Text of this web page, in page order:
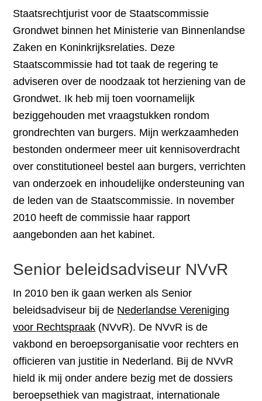
Staatsrechtjurist voor de Staatscommissie
Grondwet binnen het Ministerie van Binnenlandse
Zaken en Koninkrijksrelaties. Deze
Staatscommissie had tot taak de regering te
adviseren over de noodzaak tot herziening van de
Grondwet. Ik heb mij toen voornamelijk
beziggehouden met vraagstukken rondom
grondrechten van burgers. Mijn werkzaamheden
bestonden ondermeer meer uit kennisoverdracht
over constitutioneel bestel aan burgers, verrichten
van onderzoek en inhoudelijke ondersteuning van
de leden van de Staatscommissie. In november
2010 heeft de commissie haar rapport
aangebonden aan het kabinet.
Senior beleidsadviseur NVvR
In 2010 ben ik gaan werken als Senior
beleidsadviseur bij de Nederlandse Vereniging
voor Rechtspraak (NVvR). De NVvR is de
vakbond en beroepsorganisatie voor rechters en
officieren van justitie in Nederland. Bij de NVvR
hield ik mij onder andere bezig met de dossiers
beroepsethiek van magistraat, internationale